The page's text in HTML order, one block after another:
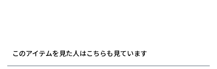
このアイテムを見た人はこちらも見ています